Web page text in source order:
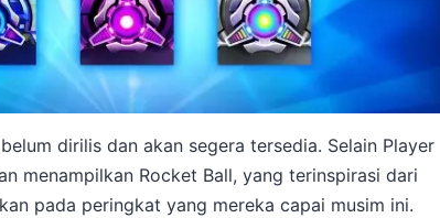
dirilis dan akan segera tersedia. Selain Player
menampilkan Rocket Ball, yang terinspirasi dari
pada peringkat yang mereka capai musim ini.